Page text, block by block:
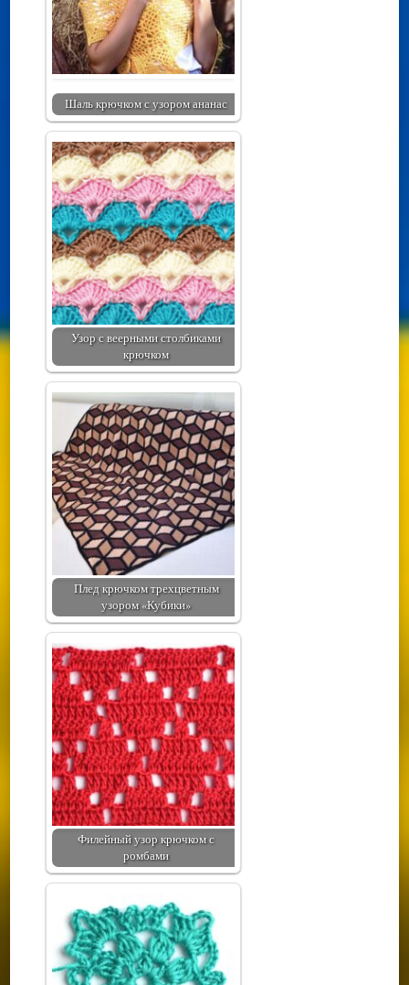
Шаль крючком с узором ананас
Узор с веерными столбиками
крючком
Плед крючком трехцветным
узором «Кубики»
Филейный узор крючком с
ромбами